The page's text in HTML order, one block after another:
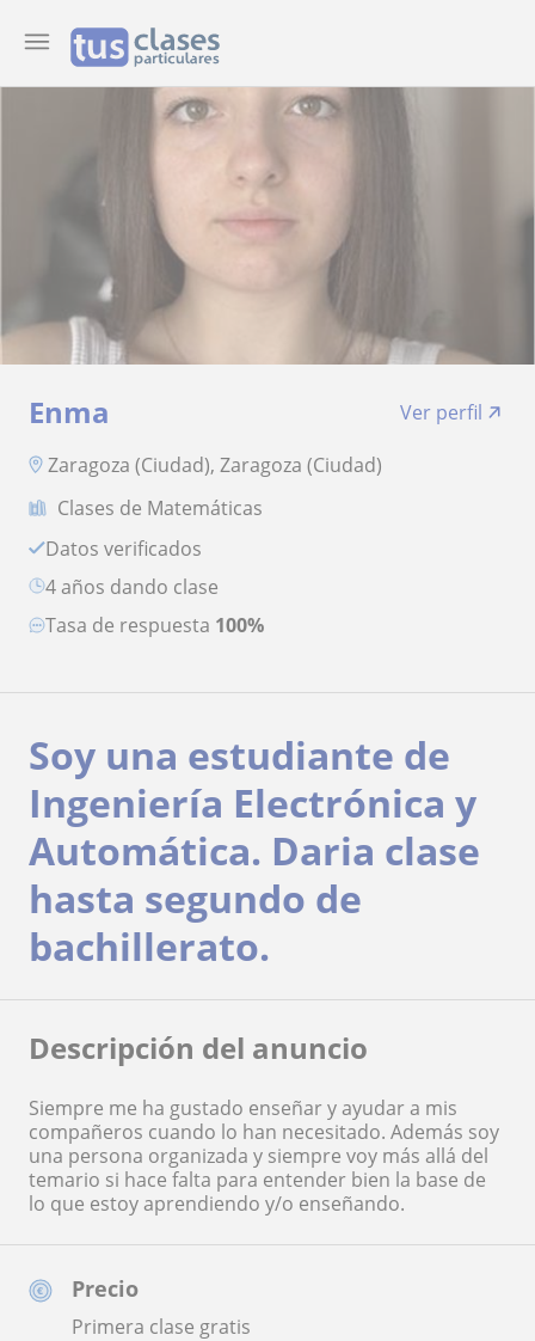
Enma
Ver perfil
Zaragoza (Ciudad), Zaragoza (Ciudad)
Clases de Matemáticas
Datos verificados
4 años dando clase
Tasa de respuesta 100%
Precio
Primera clase gratis
Soy una estudiante de
Ingeniería Electrónica y
Automática. Daria clase
hasta segundo de
bachillerato.
Descripción del anuncio
Siempre me ha gustado enseñar y ayudar a mis
compañeros cuando lo han necesitado. Además soy
una persona organizada y siempre voy más allá del
temario si hace falta para entender bien la base de
lo que estoy aprendiendo y/o enseñando.